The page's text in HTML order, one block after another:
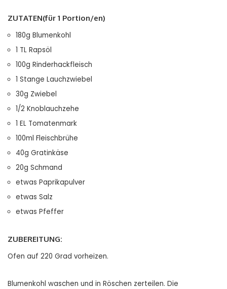
ZUTATEN(für 1 Portion/en)
180g Blumenkohl
1 TL Rapsöl
100g Rinderhackfleisch
1 Stange Lauchzwiebel
30g Zwiebel
1/2 Knoblauchzehe
1 EL Tomatenmark
100ml Fleischbrühe
40g Gratinkäse
20g Schmand
etwas Paprikapulver
etwas Salz
etwas Pfeffer
ZUBEREITUNG:
Ofen auf 220 Grad vorheizen.
Blumenkohl waschen und in Röschen zerteilen. Die